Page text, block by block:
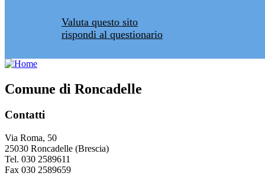
Valuta questo sito
rispondi al questionario
Comune di Roncadelle
Contatti
Via Roma, 50
25030 Roncadelle (Brescia)
Tel. 030 2589611
Fax 030 2589659